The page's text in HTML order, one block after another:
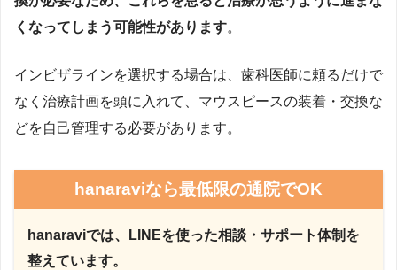
くなってしまう可能性があります。
インビザラインを選択する場合は、歯科医師に頼るだけで
なく治療計画を頭に入れて、マウスピースの装着・交換な
どを自己管理する必要があります。
hanaraviなら最低限の通院でOK
hanaraviでは、LINEを使った相談・サポート体制を
整えています。